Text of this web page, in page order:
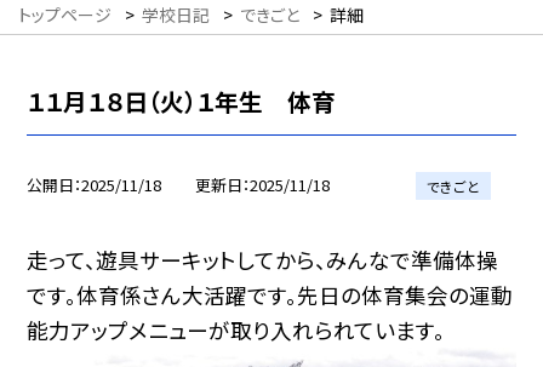
トップページ > 学校日記 > できごと > 詳細
１１月１８日（火）１年生 体育
公開日 2025/11/18 更新日 2025/11/18 できごと
走って、遊具サーキットしてから、みんなで準備体操
です。体育係さん大活躍です。先日の体育集会の運動
能力アップメニューが取り入れられています。